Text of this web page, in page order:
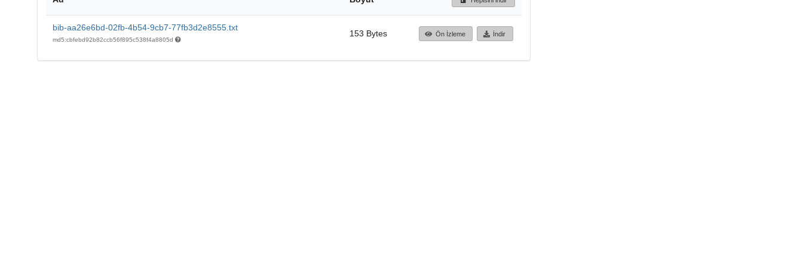
bib-aa26e6bd-02fb-4b54-9cb7-77fb3d2e8555.txt
md5:cbfebd92b82ccb56f895c538f4a8805d
153 Bytes Ön İzleme İndir